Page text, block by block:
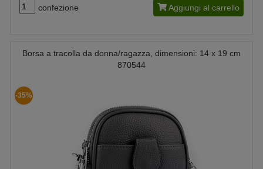
confezione Aggiungi al carrello
Borsa a tracolla da donna/ragazza, dimensioni: 14 x 19 cm
870544
-35%